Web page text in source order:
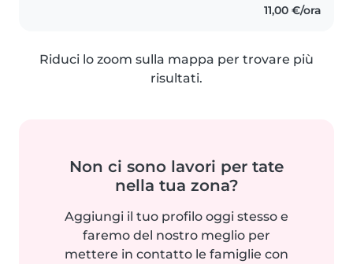
11,00 €/ora
Riduci lo zoom sulla mappa per trovare più
risultati.
Non ci sono lavori per tate
nella tua zona?
Aggiungi il tuo profilo oggi stesso e
faremo del nostro meglio per
mettere in contatto le famiglie con